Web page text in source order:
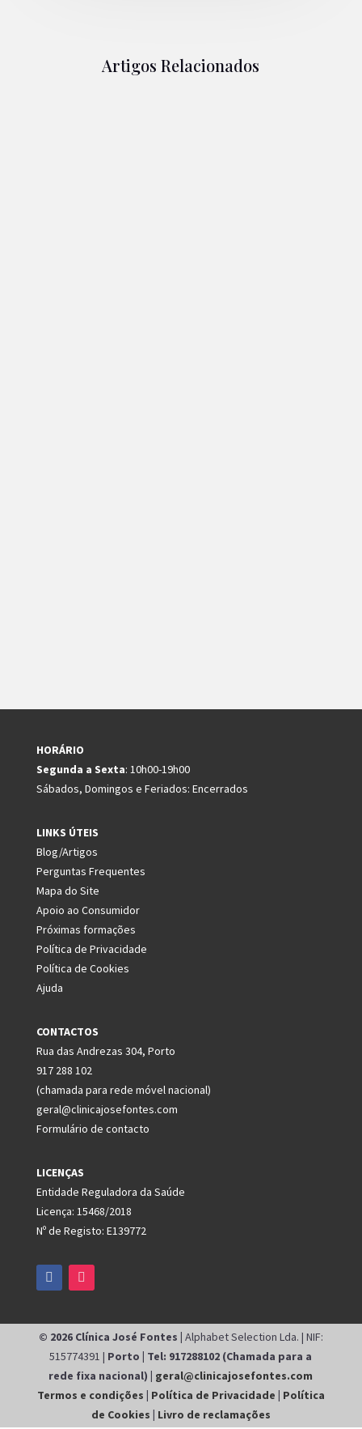
Artigos Relacionados
HORÁRIO
Segunda a Sexta: 10h00-19h00
Sábados, Domingos e Feriados: Encerrados
LINKS ÚTEIS
Blog/Artigos
Perguntas Frequentes
Mapa do Site
Apoio ao Consumidor
Próximas formações
Política de Privacidade
Política de Cookies
Ajuda
CONTACTOS
Rua das Andrezas 304, Porto
917 288 102
(chamada para rede móvel nacional)
geral@clinicajosefontes.com
Formulário de contacto
LICENÇAS
Entidade Reguladora da Saúde
Licença: 15468/2018
Nº de Registo: E139772
© 2026 Clínica José Fontes | Alphabet Selection Lda. | NIF:
515774391 | Porto | Tel: 917288102 (Chamada para a
rede fixa nacional) | geral@clinicajosefontes.com
Termos e condições | Política de Privacidade | Política
de Cookies | Livro de reclamações